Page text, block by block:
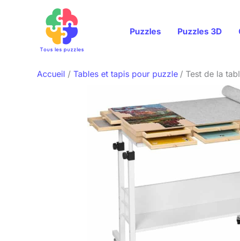
Puzzles Puzzles 3D
Accueil Tables et tapis pour puzzle Test de la